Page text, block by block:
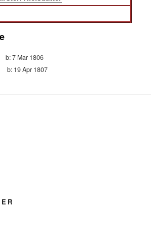
b:7 Mar 1806
b: 19 Apr 1807